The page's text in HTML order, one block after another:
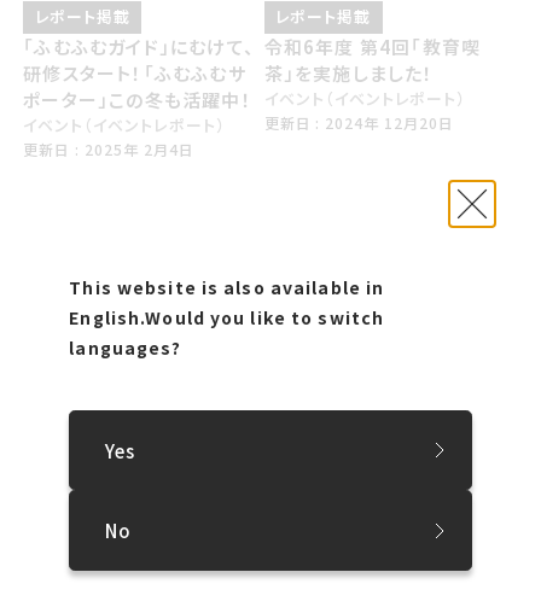
This website is also available in
English.Would you like to switch
languages?
Yes
No
レポート掲載
「ふむふむガイド」にむけて、
研修スタート！「ふむふむサ
ポーター」この冬も活躍中！
イベント（イベントレポート）
こうしんび 2025年 にがつ4日
更新日 : 2025年 2月4日
レポート掲載
令和6年度 第4回「教育喫
茶」を実施しました！
イベント（イベントレポート）
こうしんび 2024年 1にがつ20日
更新日 : 2024年 12月20日
こうしんび 2024年 じゅうがつ21日
更新日 : 2024年 10月21日
令和6年度SIAFスクール出
前授業がスタートしました！
こうしんび 2024年 じゅうがつ7日
更新日 : 2024年 10月7日
レポート掲載
令和６年度第２回「教育喫
茶」を開催しました！
こうしんび 2024年 くがつ17日
更新日 : 2024年 9月17日
SIAFラウンジ、夏の新メニュ
レポート掲載
茶」を実施しました！
イベント（イベントレポート）
SIAF部で振り返りを行いま
こうしんび 2024年 しがつ2日
更新日 : 2024年 4月2日